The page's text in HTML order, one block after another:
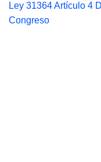
Ley 31364 Artículo 4
Congreso